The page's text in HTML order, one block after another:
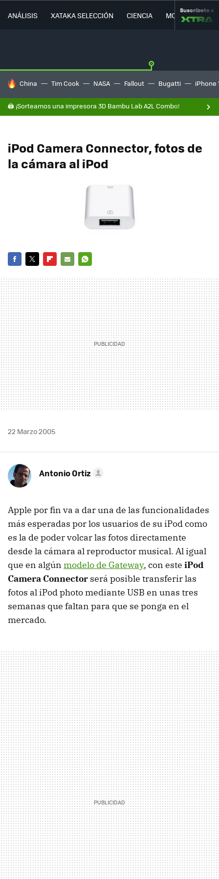
ANÁLISIS XATAKA SELECCIÓN CIENCIA MOVILIDAD
Suscríbete a
HOY SE HABLA DE
China Tim Cook NASA Fallout Bugatti iPhone
🖨️ ¡Sorteamos una impresora 3D Bambu Lab A2L Combo!
iPod Camera Connector, fotos de
la cámara al iPod
MAIL
22 Marzo 2005
Antonio Ortiz
Apple por fin va a dar una de las funcionalidades
más esperadas por los usuarios de su iPod como
es la de poder volcar las fotos directamente
desde la cámara al reproductor musical. Al igual
que en algún modelo de Gateway, con este iPod
Camera Connector será posible transferir las
fotos al iPod photo mediante USB en unas tres
semanas que faltan para que se ponga en el
mercado.